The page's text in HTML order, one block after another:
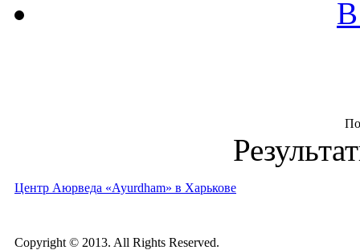
Центр Аюрведа «Ayurdham» в Харькове
Copyright © 2013. All Rights Reserved.